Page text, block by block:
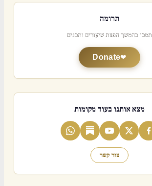
תרומה
תמכו בהמשך הפצת שיעורים ותכנים
Donate
מצא אותנו בעוד מקומות
צור קשר